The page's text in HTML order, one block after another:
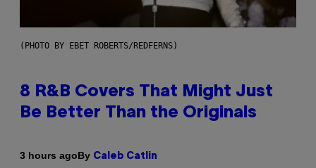
(PHOTO BY EBET ROBERTS/REDFERNS)
8 R&B Covers That Might Just
Be Better Than the Originals
3 hours agoBy Caleb Catlin